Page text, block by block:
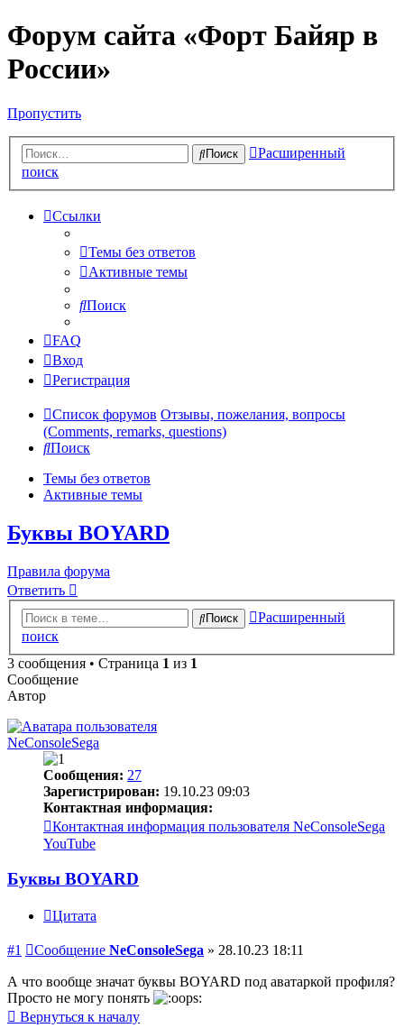
Форум сайта «Форт Байяр в
России»
Пропустить
Поиск
Расширенный
поиск
Ссылки
Темы без ответов
Активные темы
Поиск
FAQ
Вход
Регистрация
Список форумов Отзывы, пожелания, вопросы
(Comments, remarks, questions)
Поиск
Темы без ответов
Активные темы
Буквы BOYARD
Правила форума
Ответить
Поиск
Расширенный
поиск
3 сообщения • Страница 1 из 1
Сообщение
Автор
NeConsoleSega
Сообщения: 27
Зарегистрирован: 19.10.23 09:03
Контактная информация:
Контактная информация пользователя NeConsoleSega
YouTube
Буквы BOYARD
Цитата
#1 Сообщение NeConsoleSega » 28.10.23 18:11
А что вообще значат буквы BOYARD под аватаркой профиля?
Просто не могу понять
Вернуться к началу